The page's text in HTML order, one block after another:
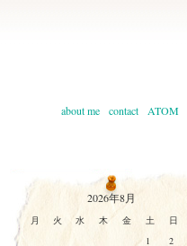
about me contact ATOM
2026年8月
月 火 水 木 金 土
日
1
2